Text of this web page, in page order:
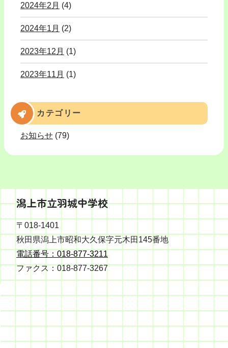
2024年2月 (4)
2024年1月 (2)
2023年12月 (1)
2023年11月 (1)
カテゴリー
お知らせ (79)
潟上市立羽城中学校
〒018-1401
秋田県潟上市昭和大久保字元木田145番地
電話番号：018-877-3211
ファクス：018-877-3267